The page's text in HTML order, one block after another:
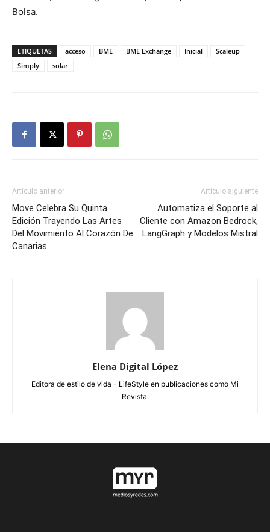
Bolsa.
ETIQUETAS acceso BME BME Exchange Inicial
Scaleup
Simply
solar
Artículo anterior
Move Celebra Su Quinta
Edición Trayendo Las Artes
Del Movimiento Al Corazón De
Canarias
Artículo siguiente
Automatiza el Soporte al
Cliente con Amazon Bedrock,
LangGraph y Modelos Mistral
Elena Digital López
Editora de estilo de vida - LifeStyle en publicaciones como Mi
Revista.